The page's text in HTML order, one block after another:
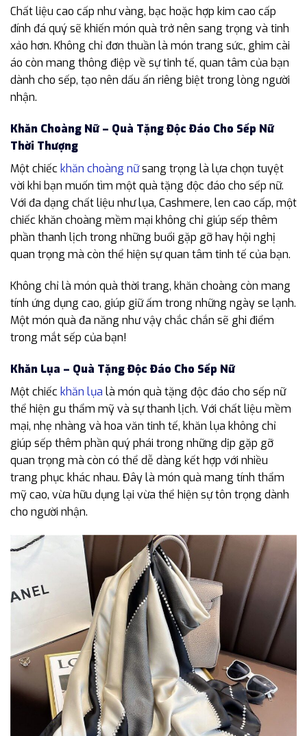
Chất liệu cao cấp như vàng, bạc hoặc hợp kim cao cấp
đính đá quý sẽ khiến món quà trở nên sang trọng và tinh
xảo hơn. Không chỉ đơn thuần là món trang sức, ghim cài
áo còn mang thông điệp về sự tinh tế, quan tâm của bạn
dành cho sếp, tạo nên dấu ấn riêng biệt trong lòng người
nhận.
Khăn Choàng Nữ – Quà Tặng Độc Đáo Cho Sếp Nữ
Thời Thượng
Một chiếckhăn choàng nữsang trọng là lựa chọn tuyệt
vời khi bạn muốn tìm một quà tặng độc đáo cho sếp nữ.
Với đa dạng chất liệu như lụa, Cashmere, len cao cấp, một
chiếc khăn choàng mềm mại không chỉ giúp sếp thêm
phần thanh lịch trong những buổi gặp gỡ hay hội nghị
quan trọng mà còn thể hiện sự quan tâm tinh tế của bạn.
Không chỉ là món quà thời trang, khăn choàng còn mang
tính ứng dụng cao, giúp giữ ấm trong những ngày se lạnh.
Một món quà đa năng như vậy chắc chắn sẽ ghi điểm
trong mắt sếp của bạn!
Khăn Lụa – Quà Tặng Độc Đáo Cho Sếp Nữ
Một chiếc khăn lụa là món quà tặng độc đáo cho sếp nữ
thể hiện gu thẩm mỹ và sự thanh lịch. Với chất liệu mềm
mại, nhẹ nhàng và hoa văn tinh tế, khăn lụa không chỉ
giúp sếp thêm phần quý phái trong những dịp gặp gỡ
quan trọng mà còn có thể dễ dàng kết hợp với nhiều
trang phục khác nhau. Đây là món quà mang tính thẩm
mỹ cao, vừa hữu dụng lại vừa thể hiện sự tôn trọng dành
cho người nhận.